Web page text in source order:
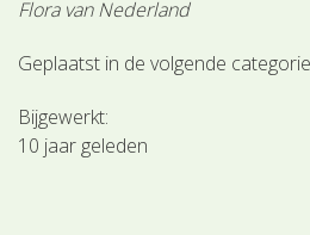
Flora van Nederland
Geplaatst in de volgende
Bijgewerkt:
10 jaar geleden